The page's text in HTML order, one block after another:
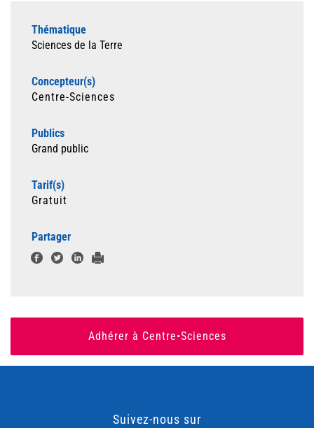
Thématique
Sciences de la Terre
Concepteur(s)
Centre-Sciences
Publics
Grand public
Tarif(s)
Gratuit
Partager
Adhérer à Centre•Sciences
Suivez-nous sur